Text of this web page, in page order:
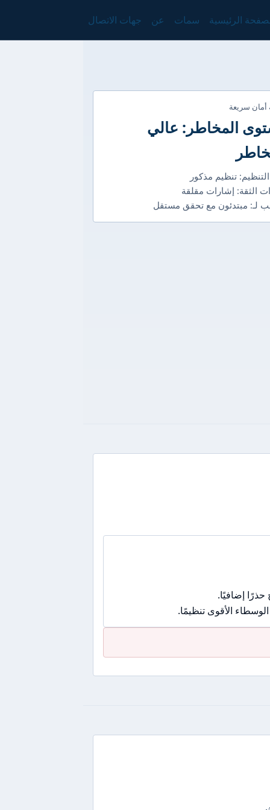
الرئيسية سمات عن جهات الاتصال
أمان سريعة
المخاطر: عالي
تنظيم مذكور
الثقة: إشارات مقلقة
لـ: مبتدئون مع تحقق مستقل
إضافيًا.
الأقوى تنظيمًا.